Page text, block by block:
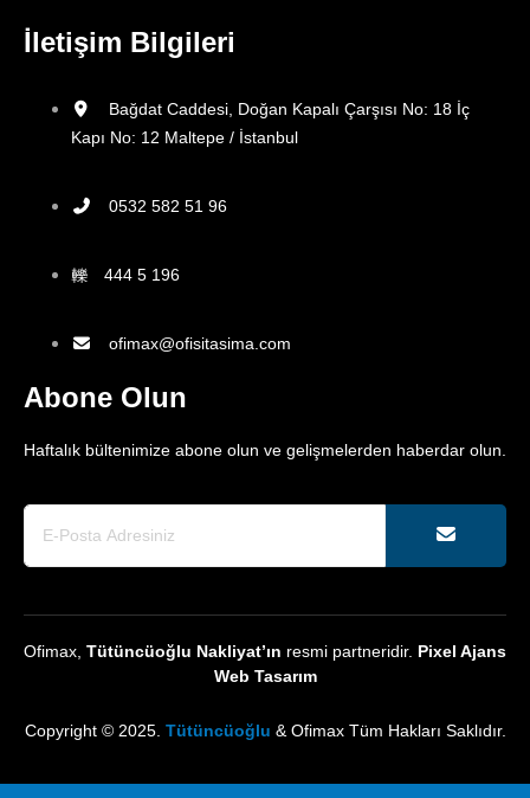
İletişim Bilgileri
Bağdat Caddesi, Doğan Kapalı Çarşısı No: 18 İç
Kapı No: 12 Maltepe / İstanbul
0532 582 51 96
444 5 196
ofimax@ofisitasima.com
Abone Olun
Haftalık bültenimize abone olun ve gelişmelerden haberdar olun.
Ofimax, Tütüncüoğlu Nakliyat’ın resmi partneridir. Pixel Ajans
Web Tasarım
Copyright © 2025. Tütüncüoğlu & Ofimax Tüm Hakları Saklıdır.